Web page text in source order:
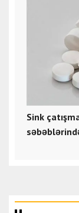
Sink